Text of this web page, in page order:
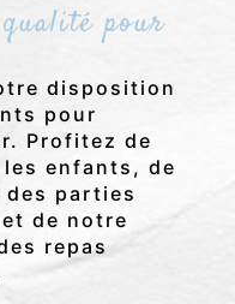
qualité pour
disposition
pour
Profitez de
enfants, de
parties
de notre
repas